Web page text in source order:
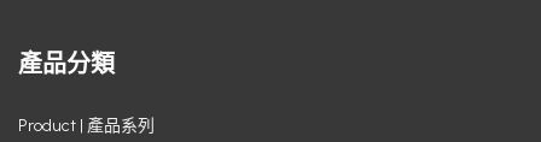
產品分類
Product | 產品系列